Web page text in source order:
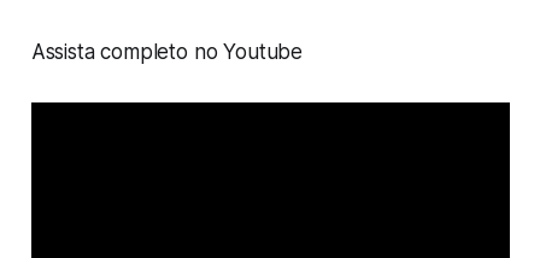
Assista completo no Youtube